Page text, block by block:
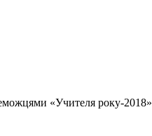
«Учителя року-2018»